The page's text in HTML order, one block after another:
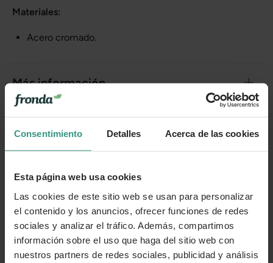
Consentimiento Detalles Acerca de las cookies
Esta página web usa cookies
Las cookies de este sitio web se usan para personalizar
el contenido y los anuncios, ofrecer funciones de redes
sociales y analizar el tráfico. Además, compartimos
información sobre el uso que haga del sitio web con
nuestros partners de redes sociales, publicidad y análisis
Materiales:
Acero cromado.
Más información
Cuidados
Número de artículo: 11070861
¿Te ha resultado útil la información de este producto?
👍 Sí 😐 Más o menos 👎 No